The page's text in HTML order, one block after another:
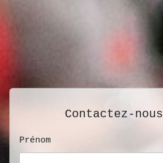
Contactez-nous
Prénom